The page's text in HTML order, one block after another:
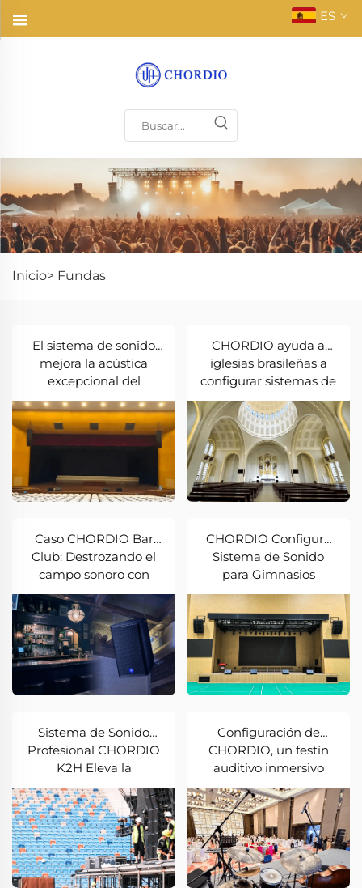
ES
Inicio> Fundas
El sistema de sonido
mejora la acústica
excepcional del
auditorio de Costa de
Marfil
CHORDIO ayuda a
iglesias brasileñas a
configurar sistemas de
sonido
Caso CHORDIO Bar
Club: Destrozando el
campo sonoro con
temblores, avivando la
atmósfera con
frecuencias bajas
CHORDIO Configura
Sistema de Sonido
para Gimnasios
Escolares — Estuches
Profesionales Testigos
de Mejoras Acústicas
Sistema de Sonido
Profesional CHORDIO
K2H Eleva la
Experiencia Auditiva
de Concieros al Aire
Libre a Gran Escala
Configuración de
CHORDIO, un festín
auditivo inmersivo
para un salón de
banquetes en
Chengdu, China